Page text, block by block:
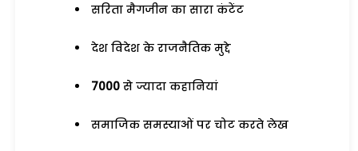
सरिता मैगजीन का सारा कंटेंट
देश विदेश के राजनैतिक मुद्दे
7000 से ज्यादा कहानियां
समाजिक समस्याओं पर चोट करते लेख